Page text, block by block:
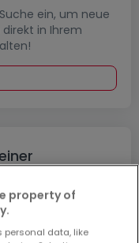
ein, um neue
in Ihrem
property of
personal data, like